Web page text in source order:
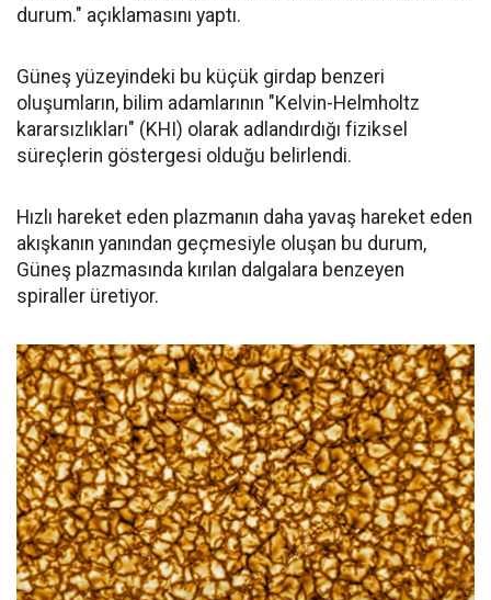
durum." açıklamasını yaptı.
Güneş yüzeyindeki bu küçük girdap benzeri
oluşumların, bilim adamlarının "Kelvin-Helmholtz
kararsızlıkları" (KHI) olarak adlandırdığı fiziksel
süreçlerin göstergesi olduğu belirlendi.
Hızlı hareket eden plazmanın daha yavaş hareket eden
akışkanın yanından geçmesiyle oluşan bu durum,
Güneş plazmasında kırılan dalgalara benzeyen
spiraller üretiyor.